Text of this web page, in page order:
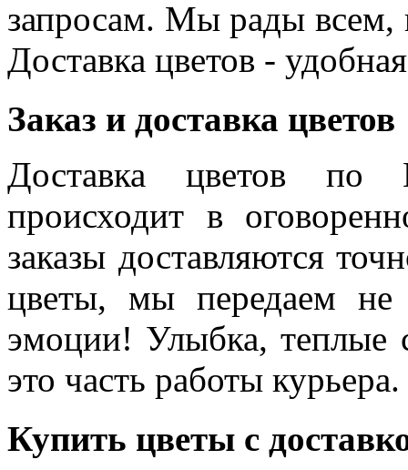
запросам. Мы рады всем,
Доставка цветов -
Заказ и доставка цветов
Доставка цветов по
происходит в
заказы доставляются
цветы, мы передаем не
эмоции! Улыбка, теплые
это часть работы курьера.
Купить цветы с